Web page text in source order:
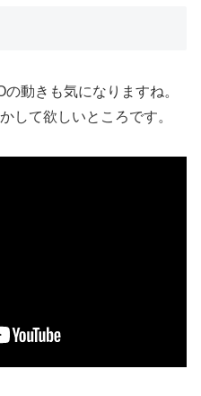
動きも気になりますね。
して欲しいところです。